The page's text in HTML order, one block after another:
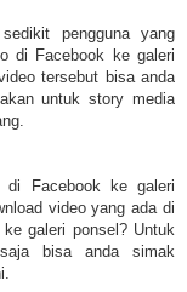
pengguna yang
di Facebook ke galeri
tersebut bisa anda
untuk story media
di Facebook ke galeri
video yang ada di
galeri ponsel? Untuk
bisa anda simak